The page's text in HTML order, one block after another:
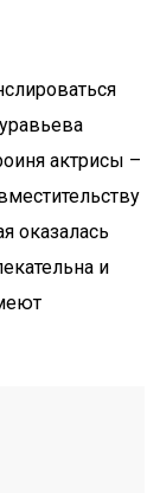
актрисы –
оказалась
и